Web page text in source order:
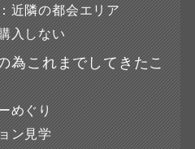
近隣の都会エリア
入しない
為これまでしてきたこ
めぐり
ン見学